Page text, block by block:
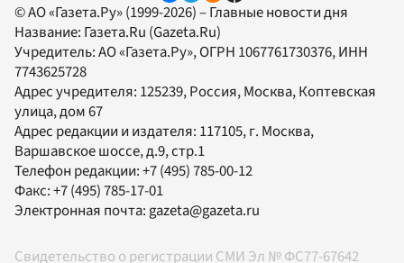
© АО «Газета.Ру» (1999-2026) – Главные новости дня
Название: Газета.Ru (Gazeta.Ru)
Учредитель:АО «Газета.Ру», ОГРН 1067761730376, ИНН
7743625728
Адрес учредителя: 125239, Россия, Москва, Коптевская
улица, дом 67
Адрес редакции и издателя: 117105, г. Москва,
Варшавское шоссе, д.9, стр.1
Телефон редакции:+7 (495) 785-00-12
Факс:+7 (495) 785-17-01
Электронная почта: gazeta@gazeta.ru
Свидетельство о регистрации СМИ Эл № ФС77-67642